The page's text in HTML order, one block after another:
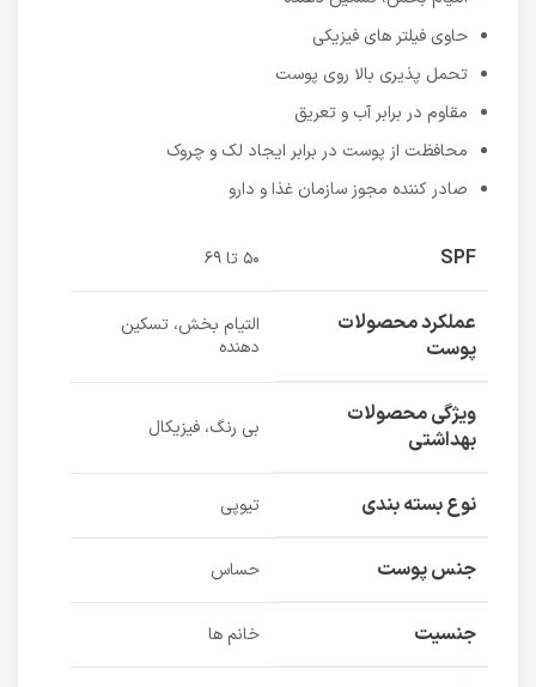
حاوی فیلتر های فیزیکی
تحمل پذیری بالا روی پوست
مقاوم در برابر آب و تعریق
محافظت از پوست در برابر ایجاد لک و چروک
صادر کننده مجوز سازمان غذا و دارو
SPF ۵۰ تا ۶۹
عملکرد محصولات
پوست
التیام بخش، تسکین
دهنده
ویژگی محصولات
بهداشتی
بی رنگ، فیزیکال
نوع بسته بندی تیوپی
جنس پوست حساس
جنسیت خانم ها